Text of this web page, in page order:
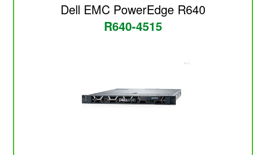
Dell EMC PowerEdge R640
R640-4515